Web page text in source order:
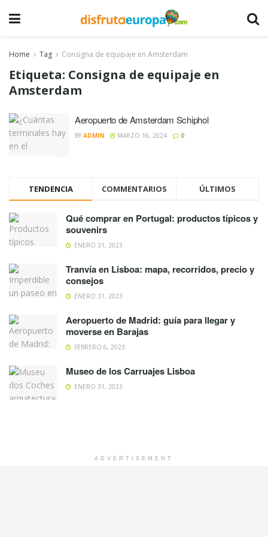
Home Tag Consigna de equipaje en Amsterdam
Etiqueta: Consigna de equipaje en
Amsterdam
Aeropuerto de Amsterdam Schiphol
BY ADMIN MARZO 16, 2024 0
TENDENCIA COMMENTARIOS ÚLTIMOS
Qué comprar en Portugal: productos típicos y
souvenirs
ENERO 31, 2023
Tranvía en Lisboa: mapa, recorridos, precio y
consejos
ENERO 31, 2023
Aeropuerto de Madrid: guía para llegar y
moverse en Barajas
FEBRERO 6, 2023
Museo de los Carruajes Lisboa
ENERO 31, 2023
ADVERTISEMENT